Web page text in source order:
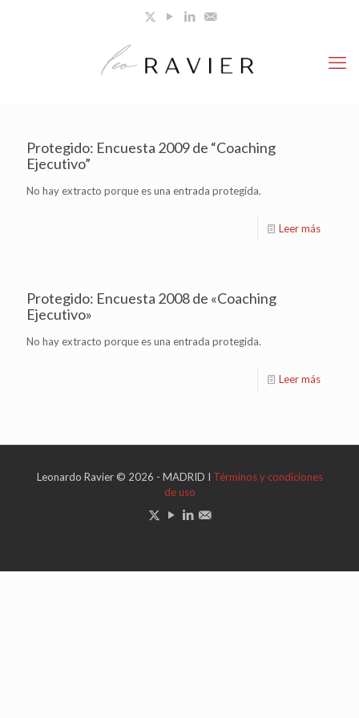
Protegido: Encuesta 2009 de “Coaching
Ejecutivo”
No hay extracto porque es una entrada protegida.
Leer más
Protegido: Encuesta 2008 de «Coaching
Ejecutivo»
No hay extracto porque es una entrada protegida.
Leer más
Leonardo Ravier © 2026 - MADRID I Términos y condiciones
de uso